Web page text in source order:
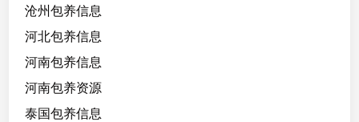
沧州包养信息
河北包养信息
河南包养信息
河南包养资源
泰国包养信息